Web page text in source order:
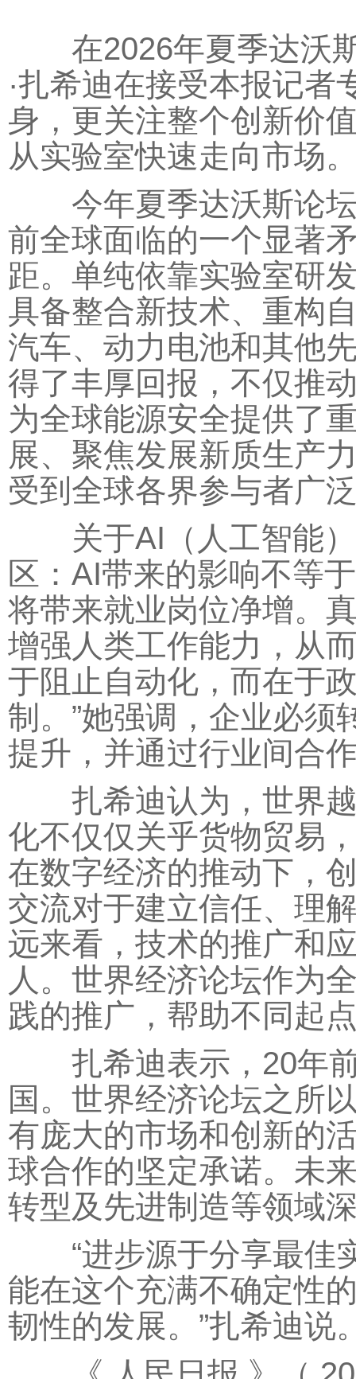
在2026年夏季达沃斯
·扎希迪在接受本报记者
身，更关注整个创新价
从实验室快速走向市场
今年夏季达沃斯论坛
前全球面临的一个显著
距。单纯依靠实验室研
具备整合新技术、重构
汽车、动力电池和其他
得了丰厚回报，不仅推
为全球能源安全提供了
展、聚焦发展新质生产
受到全球各界参与者广
关于AI（人工智能）
区：AI带来的影响不等
将带来就业岗位净增。
增强人类工作能力，从
于阻止自动化，而在于
制。”她强调，企业必须
提升，并通过行业间合
扎希迪认为，世界越
化不仅仅关乎货物贸易
在数字经济的推动下，
交流对于建立信任、理
远来看，技术的推广和
人。世界经济论坛作为
践的推广，帮助不同起
扎希迪表示，20年前
国。世界经济论坛之所
有庞大的市场和创新的
球合作的坚定承诺。未
转型及先进制造等领域
“进步源于分享最佳
能在这个充满不确定性
韧性的发展。”扎希迪说